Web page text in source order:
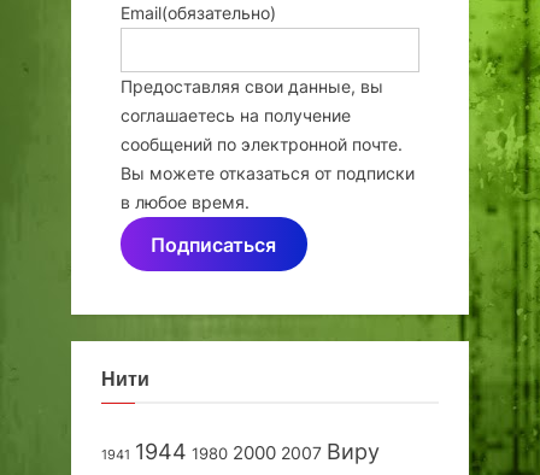
Email(обязательно)
Предоставляя свои данные, вы
соглашаетесь на получение
сообщений по электронной почте.
Вы можете отказаться от подписки
в любое время.
Подписаться
Нити
1941 1944 1980 2000 2007 Виру